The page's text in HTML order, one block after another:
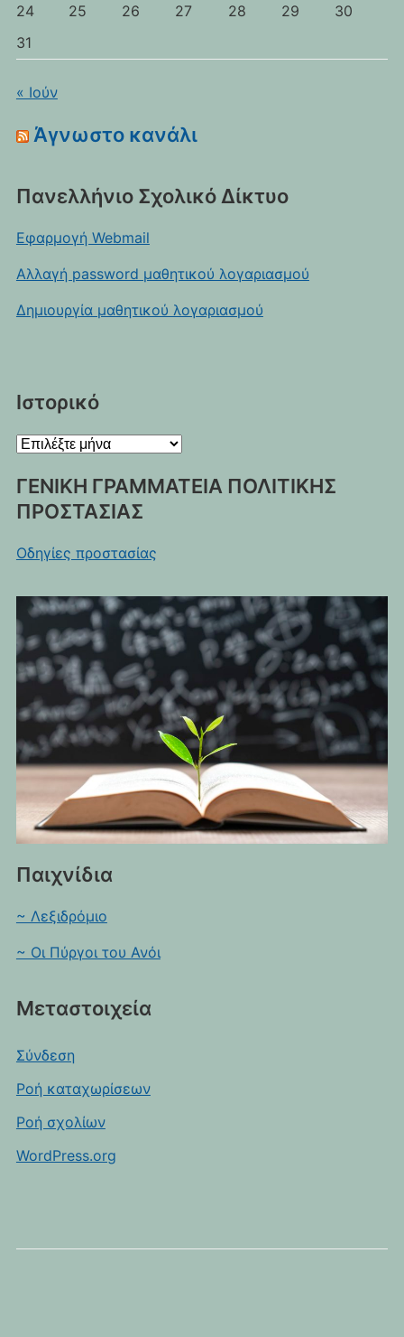
24
25 26 27 28 29
30
31
« Ιούν
Άγνωστο κανάλι
Πανελλήνιο Σχολικό Δίκτυο
Εφαρμογή Webmail
Αλλαγή password μαθητικού λογαριασμού
Δημιουργία μαθητικού λογαριασμού
Ιστορικό
Ιστορικό
ΓΕΝΙΚΗ ΓΡΑΜΜΑΤΕΙΑ ΠΟΛΙΤΙΚΗΣ
ΠΡΟΣΤΑΣΙΑΣ
Οδηγίες προστασίας
Παιχνίδια
~ Λεξιδρόμιο
~ Οι Πύργοι του Ανόι
Μεταστοιχεία
Σύνδεση
Ροή καταχωρίσεων
Ροή σχολίων
WordPress.org